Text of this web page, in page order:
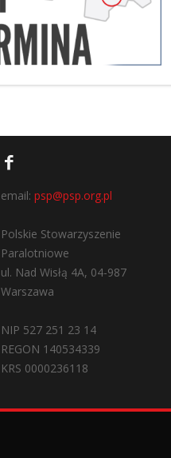
email: psp@psp.org.pl
Polskie Stowarzyszenie
Paralotniowe
ul. Nad Wisłą 4A, 04-987
Warszawa
NIP 527 251 23 14
REGON 140534339
KRS 0000236118